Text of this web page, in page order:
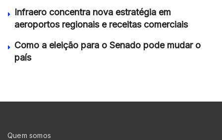
Infraero concentra nova estratégia em
aeroportos regionais e receitas comerciais
Como a eleição para o Senado pode mudar o
país
Quem somos